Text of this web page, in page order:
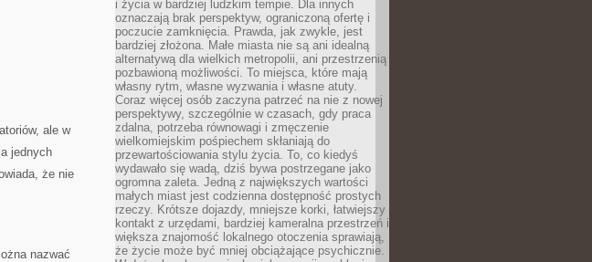
ale w
jednych
że nie
nazwać
i życia w bardziej ludzkim tempie. Dla innych
oznaczają brak perspektyw, ograniczoną ofertę i
poczucie zamknięcia. Prawda, jak zwykle, jest
bardziej złożona. Małe miasta nie są ani idealną
alternatywą dla wielkich metropolii, ani przestrzenią
pozbawioną możliwości. To miejsca, które mają
własny rytm, własne wyzwania i własne atuty.
Coraz więcej osób zaczyna patrzeć na nie z nowej
perspektywy, szczególnie w czasach, gdy praca
zdalna, potrzeba równowagi i zmęczenie
wielkomiejskim pośpiechem skłaniają do
przewartościowania stylu życia. To, co kiedyś
wydawało się wadą, dziś bywa postrzegane jako
ogromna zaleta. Jedną z największych wartości
małych miast jest codzienna dostępność prostych
rzeczy. Krótsze dojazdy, mniejsze korki, łatwiejszy
kontakt z urzędami, bardziej kameralna przestrzeń i
większa znajomość lokalnego otoczenia sprawiają,
że życie może być mniej obciążające psychicznie.